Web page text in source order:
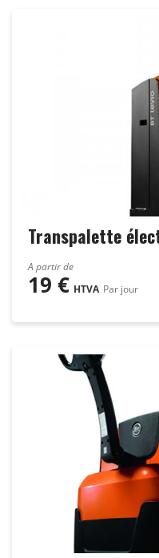
Transpalette
A partir de
19 € HTVA Par jour